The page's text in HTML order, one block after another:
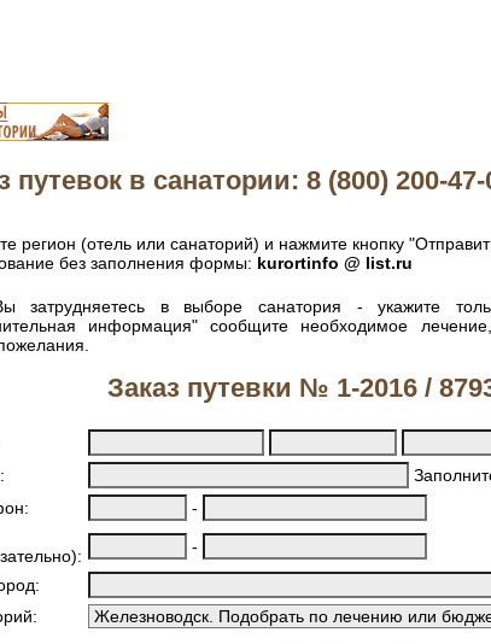
путевок в санатории: 8 (800) 200-47-
регион (отель или санаторий) и нажмите кнопку
без заполнения формы: kurortinfo @ list.ru
затрудняетесь в выборе санатория - укажите
информация" сообщите необходимое
Заказ путевки № 1-2016 /
-
-